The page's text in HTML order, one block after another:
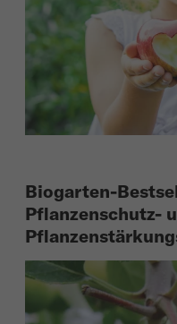
Biogarten-
Pflanzenschutz-